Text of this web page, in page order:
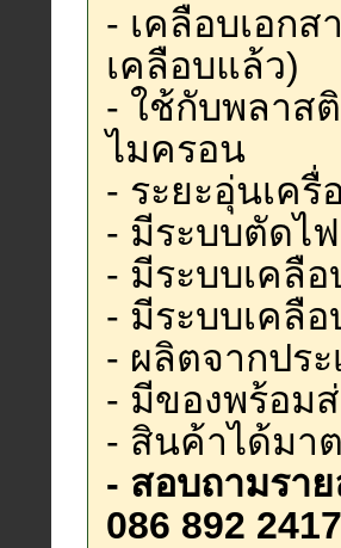
- เคลือบเอก
เคลือบแล้ว)
- ใช้กับพลาส
ไมครอน
- ระยะอุ่นเค
- มีระบบตัดไ
- มีระบบเคลื
- มีระบบเคลื
- ผลิตจากปร
- มีของพร้อม
- สินค้าได้มา
- สอบถามราย
086 892